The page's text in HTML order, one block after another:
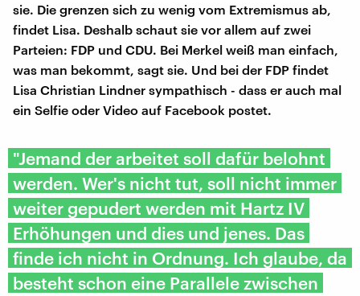
sie. Die grenzen sich zu wenig vom Extremismus ab,
findet Lisa. Deshalb schaut sie vor allem auf zwei
Parteien: FDP und CDU. Bei Merkel weiß man einfach,
was man bekommt, sagt sie. Und bei der FDP findet
Lisa Christian Lindner sympathisch - dass er auch mal
ein Selfie oder Video auf Facebook postet.
"Jemand der arbeitet soll dafür belohnt
werden. Wer's nicht tut, soll nicht immer
weiter gepudert werden mit Hartz IV
Erhöhungen und dies und jenes. Das
finde ich nicht in Ordnung. Ich glaube, da
besteht schon eine Parallele zwischen